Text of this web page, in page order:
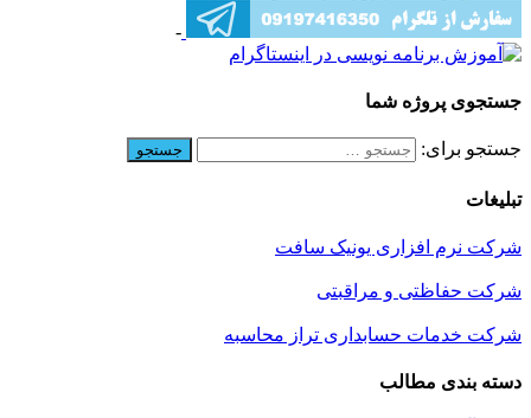
-
جستجوی پروژه شما
جستجو برای:
تبلیغات
شرکت نرم افزاری یونیک سافت
شرکت حفاظتی و مراقبتی
شرکت خدمات حسابداری تراز محاسبه
دسته بندی مطالب